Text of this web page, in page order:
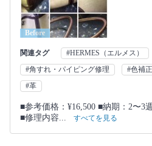
Before
関連タグ #HERMES（エルメス）
#角すれ・パイピング修理
#色補正
#革
■参考価格：¥16,500 ■納期：2〜3
■修理内容...
すべてを見る